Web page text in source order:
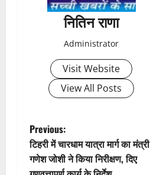
t
i
नितिन राणा
Administrator
Visit Website
View All Posts
P
o
Previous:
टिहरी में चारधाम यात्रा मार्ग का मंत्री
गणेश जोशी ने किया निरीक्षण, दिए